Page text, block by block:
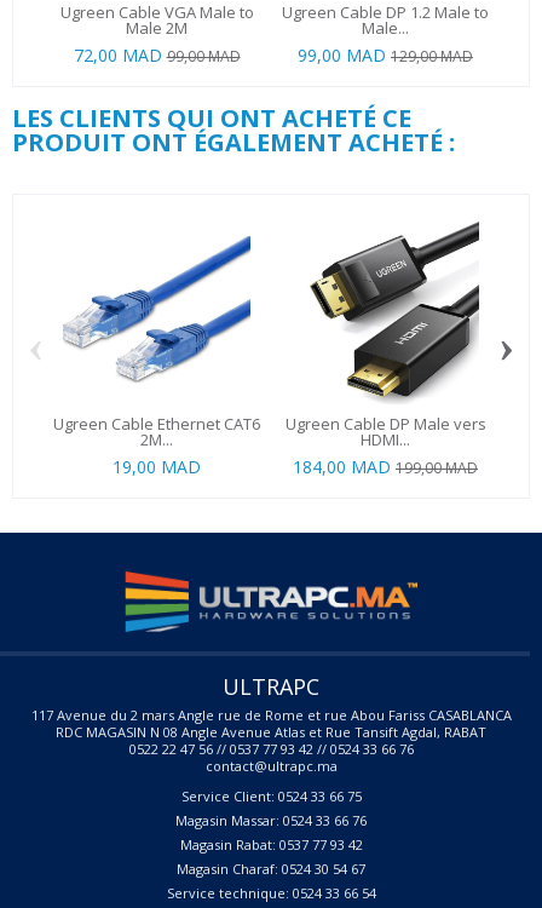
Ugreen Cable VGA Male to
Male 2M
72,00 MAD 99,00 MAD
Ugreen Cable DP 1.2 Male to
Male...
99,00 MAD 129,00 MAD
LES CLIENTS QUI ONT ACHETÉ CE
PRODUIT ONT ÉGALEMENT ACHETÉ :
Ugreen Cable Ethernet CAT6
2M...
19,00 MAD
Ugreen Cable DP Male vers
HDMI...
184,00 MAD 199,00 MAD
‹ ›
ULTRAPC
117 Avenue du 2 mars Angle rue de Rome et rue Abou Fariss CASABLANCA
RDC MAGASIN N 08 Angle Avenue Atlas et Rue Tansift Agdal, RABAT
0522 22 47 56 // 0537 77 93 42 // 0524 33 66 76
contact@ultrapc.ma
Service Client: 0524 33 66 75
Magasin Massar: 0524 33 66 76
Magasin Rabat: 0537 77 93 42
Magasin Charaf: 0524 30 54 67
Service technique: 0524 33 66 54